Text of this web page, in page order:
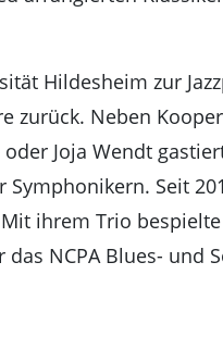
Hildesheim zur
zurück. Neben
Joja Wendt
Seit
ihrem Trio
NCPA Blues- und